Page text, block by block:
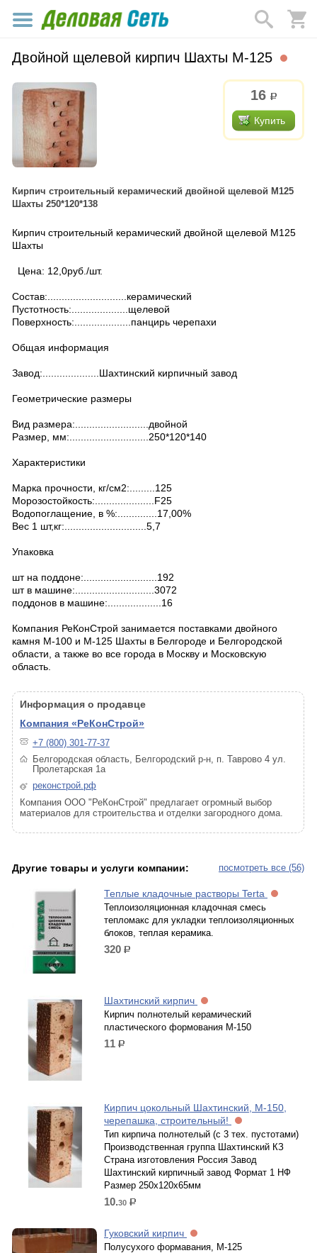
Двойной щелевой кирпич Шахты М-125
16 р.
Купить
Кирпич строительный керамический двойной щелевой М125
Шахты 250*120*138
Кирпич строительный керамический двойной щелевой М125
Шахты
Цена: 12,0руб./шт.
Состав:............................керамический
Пустотность:....................щелевой
Поверхность:....................панцирь черепахи
Общая информация
Завод:....................Шахтинский кирпичный завод
Геометрические размеры
Вид размера:..........................двойной
Размер, мм:............................250*120*140
Характеристики
Марка прочности, кг/см2:.........125
Морозостойкость:.....................F25
Водопоглащение, в %:..............17,00%
Вес 1 шт,кг:.............................5,7
Упаковка
шт на поддоне:..........................192
шт в машине:............................3072
поддонов в машине:...................16
Компания РеКонСтрой занимается поставками двойного
камня М-100 и М-125 Шахты в Белгороде и Белгородской
области, а также во все города в Москву и Московскую
область.
Информация о продавце
Компания «РеКонСтрой»
+7 (800) 301-77-37
Белгородская область, Белгородский р-н, п. Таврово 4 ул.
Пролетарская 1а
реконстрой.рф
Компания ООО "РеКонСтрой" предлагает огромный выбор
материалов для строительства и отделки загородного дома.
посмотреть все (56)
Другие товары и услуги компании:
Теплые кладочные растворы Terta
Теплоизоляционная кладочная смесь
тепломакс для укладки теплоизоляционных
блоков, теплая керамика.
320 р.
Шахтинский кирпич
Кирпич полнотелый керамический
пластического формования М-150
11 р.
Кирпич цокольный Шахтинский, М-150,
черепашка, строительный!
Тип кирпича полнотелый (с 3 тех. пустотами)
Производственная группа Шахтинский КЗ
Страна изготовления Россия Завод
Шахтинский кирпичный завод Формат 1 НФ
Размер 250х120х65мм
10.30 р.
Гуковский кирпич
Полусухого формавания, М-125